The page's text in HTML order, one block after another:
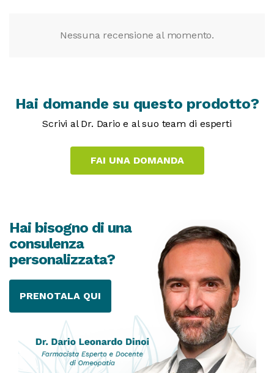
Nessuna recensione al momento.
Hai domande su questo prodotto?
Scrivi al Dr. Dario e al suo team di esperti
Hai bisogno di una
consulenza
personalizzata?
PRENOTALA QUI